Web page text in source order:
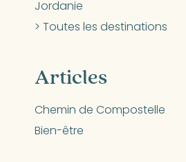
Jordanie
> Toutes les destinations
Articles
Chemin de Compostelle
Bien-être